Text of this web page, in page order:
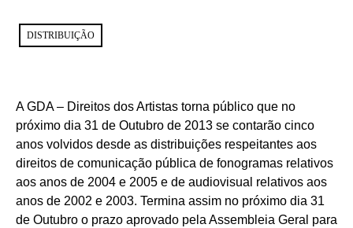
DISTRIBUIÇÃO
A GDA – Direitos dos Artistas torna público que no
próximo dia 31 de Outubro de 2013 se contarão cinco
anos volvidos desde as distribuições respeitantes aos
direitos de comunicação pública de fonogramas relativos
aos anos de 2004 e 2005 e de audiovisual relativos aos
anos de 2002 e 2003. Termina assim no próximo dia 31
de Outubro o prazo aprovado pela Assembleia Geral para